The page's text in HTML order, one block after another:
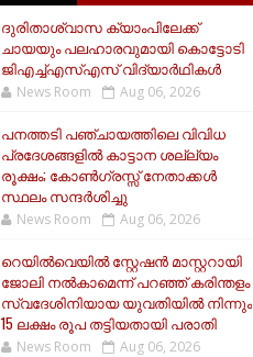
ദുരിതാശ്വാസ ക്യാംപിലേക്ക്
ചായയും പലഹാരവുമായി കൊട്ടോടി
ജിഎച്ച്എസ്എസ് വിദ്യാർഥികൾ
News Room Aug 06, 2026
പനത്തടി പഞ്ചായത്തിലെ വിവിധ
പ്രദേശങ്ങളിൽ കാട്ടാന ശല്ല്യം
രൂക്ഷം; കോൺഗ്രസ്സ് നേതാക്കൾ
സ്ഥലം സന്ദർശിച്ചു
News Room Aug 06, 2026
റെയിൽവെയിൽ സ്റ്റേഷൻ മാസ്റ്ററായി
ജോലി നൽകാമെന്ന് പറഞ്ഞ് കരിന്തളം
സ്വദേശിനിയായ യുവതിയിൽ നിന്നും
15 ലക്ഷം രൂപ തട്ടിയതായി പരാതി
News Room Aug 06, 2026